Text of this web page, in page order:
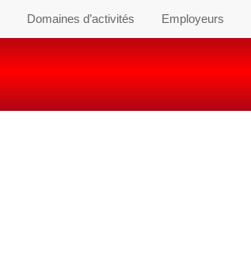
Domaines d’activités Employeurs